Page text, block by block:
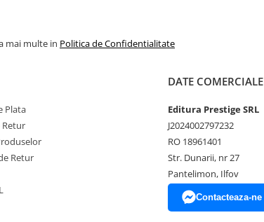
mai multe in Politica de Confidentialitate
Plata
Retur
Retur
DATE COMERCIALE
Editura Prestige SRL
J2024002797232
RO 18961401
Str. Dunarii, nr 27
Pantelimon, Ilfov
Contacteaza-ne